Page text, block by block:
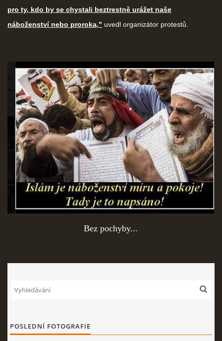
pro ty, kdo by se chystali beztrestně urážet naše
náboženství nebo proroka," uvedl organizátor protestů.
Bez pochyby...
POSLEDNÍ FOTOGRAFIE